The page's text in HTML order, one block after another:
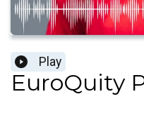
Play
EuroQuity